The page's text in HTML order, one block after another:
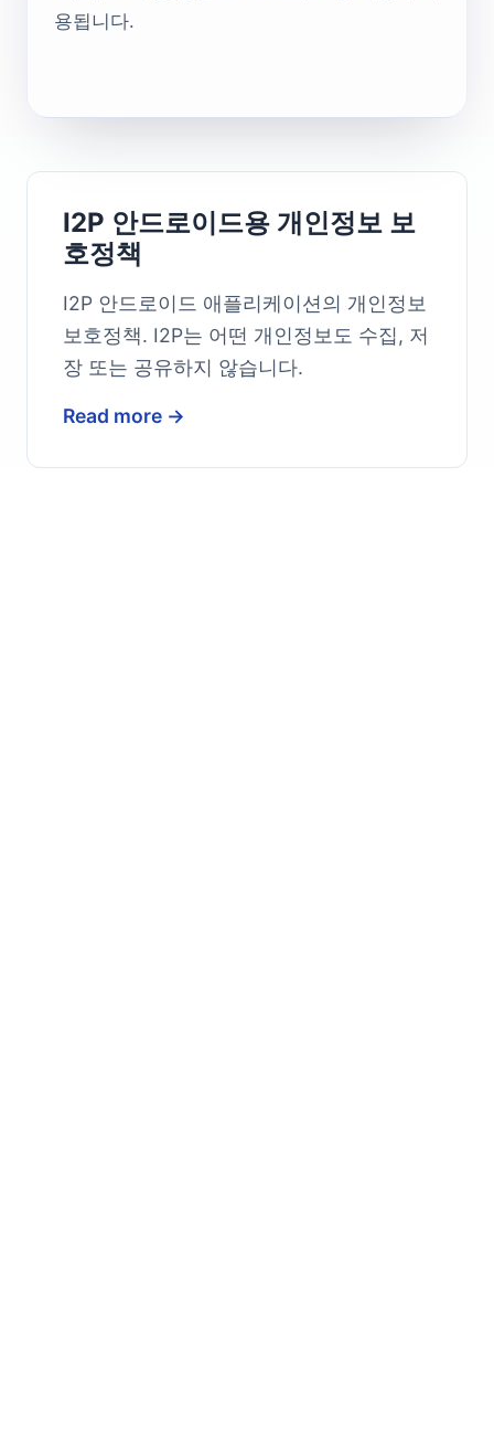
용됩니다.
I2P 안드로이드용 개인정보 보
호정책
I2P 안드로이드 애플리케이션의 개인정보
보호정책. I2P는 어떤 개인정보도 수집, 저
장 또는 공유하지 않습니다.
Read more →